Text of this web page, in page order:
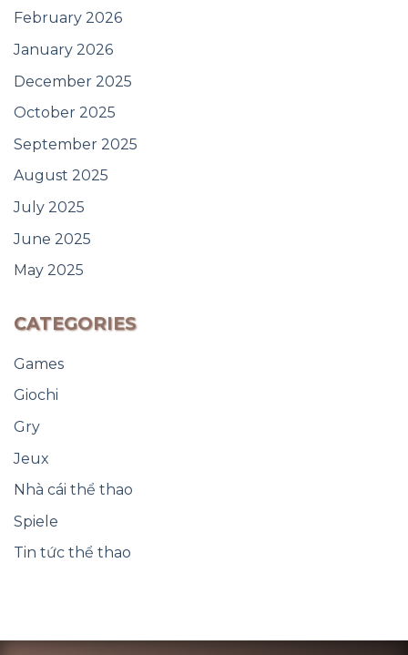
February 2026
January 2026
December 2025
October 2025
September 2025
August 2025
July 2025
June 2025
May 2025
CATEGORIES
Games
Giochi
Gry
Jeux
Nhà cái thể thao
Spiele
Tin tức thể thao